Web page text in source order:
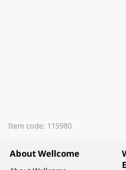
Item code: 115980
About Wellcome